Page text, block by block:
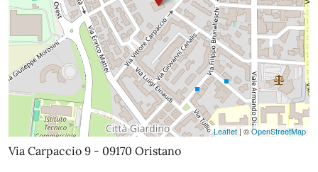
Leaflet | ©OpenStreetMap
Via Carpaccio 9 - 09170 Oristano